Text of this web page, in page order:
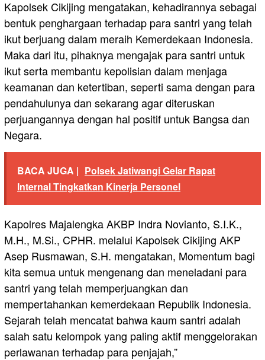
Kapolsek Cikijing mengatakan, kehadirannya sebagai
bentuk penghargaan terhadap para santri yang telah
ikut berjuang dalam meraih Kemerdekaan Indonesia.
Maka dari itu, pihaknya mengajak para santri untuk
ikut serta membantu kepolisian dalam menjaga
keamanan dan ketertiban, seperti sama dengan para
pendahulunya dan sekarang agar diteruskan
perjuangannya dengan hal positif untuk Bangsa dan
Negara.
BACA JUGA | Polsek Jatiwangi Gelar Rapat
Internal Tingkatkan Kinerja Personel
Kapolres Majalengka AKBP Indra Novianto, S.I.K.,
M.H., M.Si., CPHR. melalui Kapolsek Cikijing AKP
Asep Rusmawan, S.H. mengatakan, Momentum bagi
kita semua untuk mengenang dan meneladani para
santri yang telah memperjuangkan dan
mempertahankan kemerdekaan Republik Indonesia.
Sejarah telah mencatat bahwa kaum santri adalah
salah satu kelompok yang paling aktif menggelorakan
perlawanan terhadap para penjajah,”